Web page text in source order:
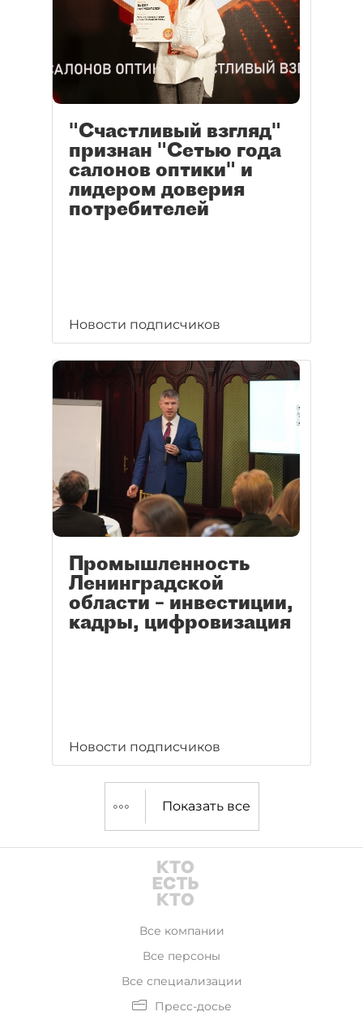
"Счастливый взгляд"
признан "Сетью года
салонов оптики" и
лидером доверия
потребителей
Новости подписчиков
Промышленность
Ленинградской
области – инвестиции,
кадры, цифровизация
Новости подписчиков
Показать все
Все компании
Все персоны
Все специализации
Пресс-досье